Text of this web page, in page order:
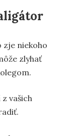
zje niekoho
zlyhať
vašich